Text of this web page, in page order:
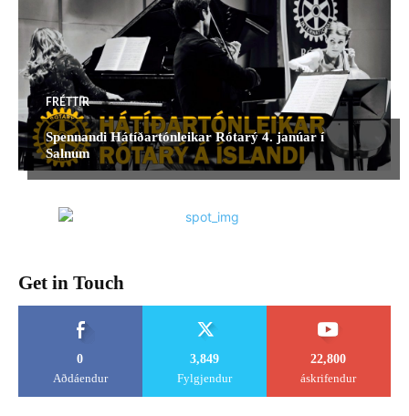
FRÉTTIR
Spennandi Hátíðartónleikar Rótarý 4. janúar í
Salnum
Get in Touch
0
Aðdáendur
3,849
Fylgjendur
22,800
áskrifendur